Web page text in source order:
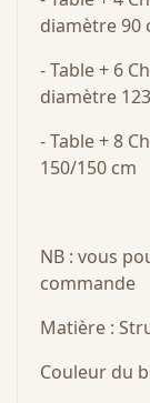
diamètre 90
- Table + 6
diamètre
- Table + 8
150/150 cm
NB : vous
commande
Matière :
Couleur du